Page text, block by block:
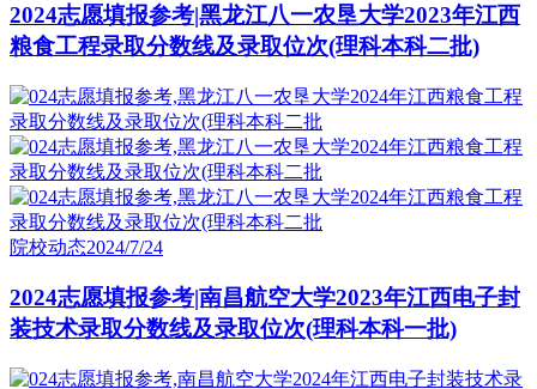
2024志愿填报参考|黑龙江八一农垦大学2023年江西
粮食工程录取分数线及录取位次(理科本科二批)
院校动态2024/7/24
2024志愿填报参考|南昌航空大学2023年江西电子封
装技术录取分数线及录取位次(理科本科一批)